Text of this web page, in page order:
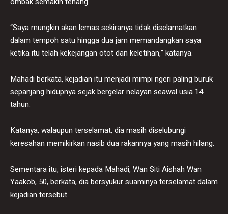
“Saya mungkin akan lemas sekiranya tidak diselamatkan
dalam tempoh satu hingga dua jam memandangkan saya
ketika itu telah kekejangan otot dan keletihan,” katanya.
Mahadi berkata, kejadian itu menjadi mimpi ngeri paling buruk
sepanjang hidupnya sejak bergelar nelayan seawal usia 14
tahun.
Katanya, walaupun terselamat, dia masih diselubungi
keresahan memikirkan nasib dua rakannya yang masih hilang.
Sementara itu, isteri kepada Mahadi, Wan Siti Aishah Wan
Yaakob, 50, berkata, dia bersyukur suaminya terselamat dalam
kejadian tersebut.